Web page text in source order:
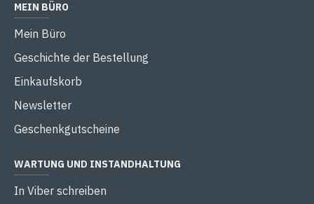
MEIN BÜRO
Mein Büro
Geschichte der Bestellung
Einkaufskorb
Newsletter
Geschenkgutscheine
WARTUNG UND INSTANDHALTUNG
In Viber schreiben